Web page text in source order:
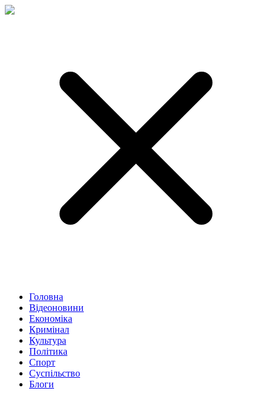
Головна
Відеоновини
Економіка
Кримінал
Культура
Політика
Спорт
Суспільство
Блоги